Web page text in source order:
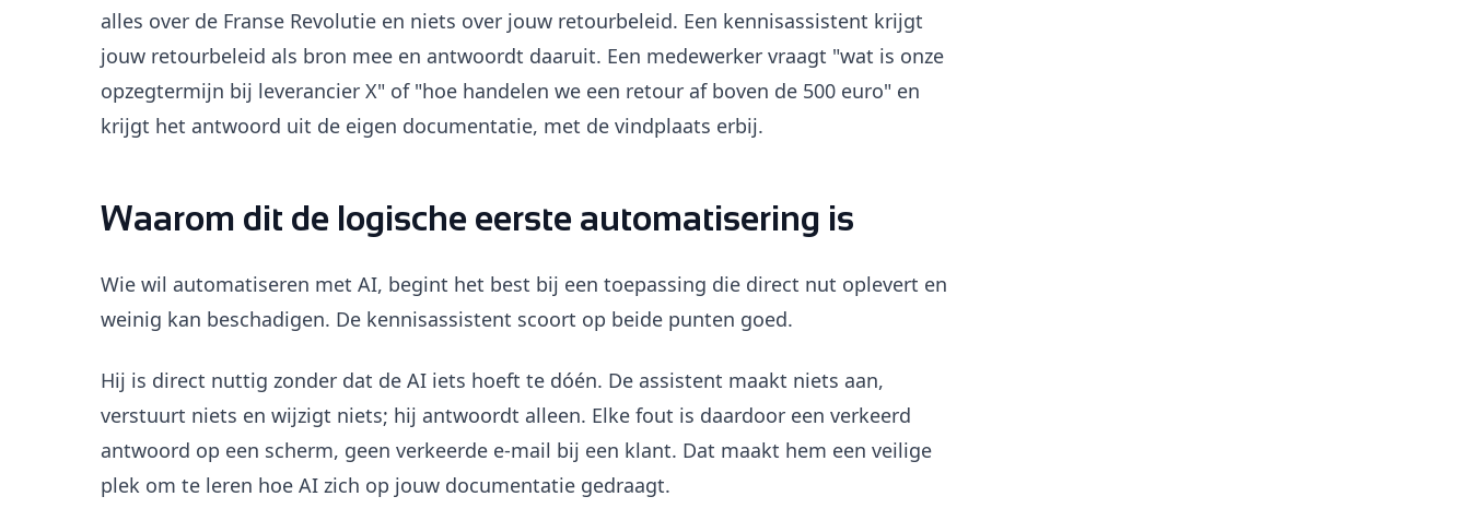
alles over de Franse Revolutie en niets over jouw retourbeleid. Een kennisassistent krijgt
jouw retourbeleid als bron mee en antwoordt daaruit. Een medewerker vraagt "wat is onze
opzegtermijn bij leverancier X" of "hoe handelen we een retour af boven de 500 euro" en
krijgt het antwoord uit de eigen documentatie, met de vindplaats erbij.
Waarom dit de logische eerste automatisering is
Wie wil automatiseren met AI, begint het best bij een toepassing die direct nut oplevert en
weinig kan beschadigen. De kennisassistent scoort op beide punten goed.
Hij is direct nuttig zonder dat de AI iets hoeft te dóén. De assistent maakt niets aan,
verstuurt niets en wijzigt niets; hij antwoordt alleen. Elke fout is daardoor een verkeerd
antwoord op een scherm, geen verkeerde e-mail bij een klant. Dat maakt hem een veilige
plek om te leren hoe AI zich op jouw documentatie gedraagt.